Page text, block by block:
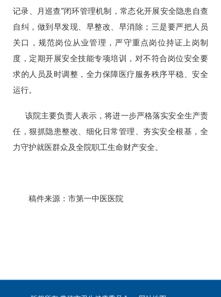
记录、月巡查”闭环管理机制，常态化开展安全隐患自查
自纠，做到早发现、早整改、早消除；三是要严把人员
关口，规范岗位从业管理，严守重点岗位持证上岗制
度，定期开展安全技能专项培训，对不符合岗位安全要
求的人员及时调整，全力保障医疗服务秩序平稳、安全
运行。
该院主要负责人表示，将进一步严格落实安全生产责
任，狠抓隐患整改、细化日常管理、夯实安全根基，全
力守护就医群众及全院职工生命财产安全。
稿件来源：市第一中医医院